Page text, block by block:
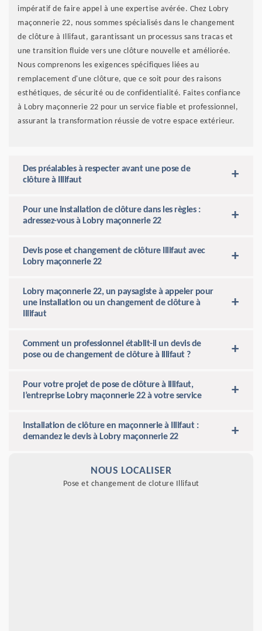
impératif de faire appel à une expertise avérée. Chez Lobry
maçonnerie 22, nous sommes spécialisés dans le changement
de clôture à Illifaut, garantissant un processus sans tracas et
une transition fluide vers une clôture nouvelle et améliorée.
Nous comprenons les exigences spécifiques liées au
remplacement d'une clôture, que ce soit pour des raisons
esthétiques, de sécurité ou de confidentialité. Faites confiance
à Lobry maçonnerie 22 pour un service fiable et professionnel,
assurant la transformation réussie de votre espace extérieur.
Des préalables à respecter avant une pose de
clôture à Illifaut
Pour une installation de clôture dans les règles :
adressez-vous à Lobry maçonnerie 22
Devis pose et changement de clôture Illifaut avec
Lobry maçonnerie 22
Lobry maçonnerie 22, un paysagiste à appeler pour
une installation ou un changement de clôture à
Illifaut
Comment un professionnel établit-il un devis de
pose ou de changement de clôture à Illifaut ?
Pour votre projet de pose de clôture à Illifaut,
l’entreprise Lobry maçonnerie 22 à votre service
Installation de clôture en maçonnerie à Illifaut :
demandez le devis à Lobry maçonnerie 22
NOUS LOCALISER
Pose et changement de cloture Illifaut